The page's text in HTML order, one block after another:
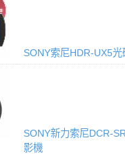
SONY索尼HDR-UX5
SONY新力索尼DCR-
影機